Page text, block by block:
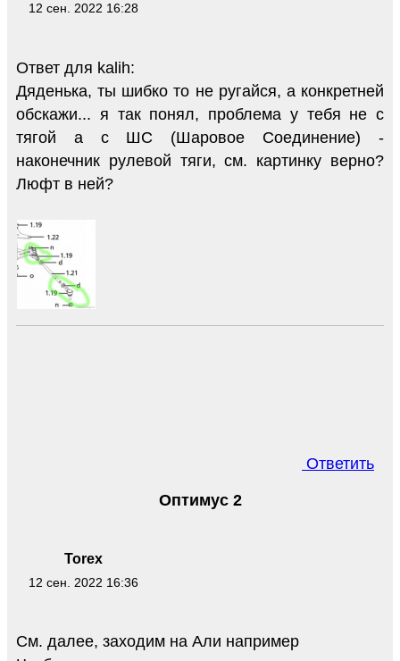
12 сен. 2022 16:28
Ответ для kalih:
Дяденька, ты шибко то не ругайся, а конкретней
обскажи... я так понял, проблема у тебя не с
тягой а с ШС (Шаровое Соединение) -
наконечник рулевой тяги, см. картинку верно?
Люфт в ней?
Ответить
Torex
12 сен. 2022 16:36
Оптимус 2
См. далее, заходим на Али например